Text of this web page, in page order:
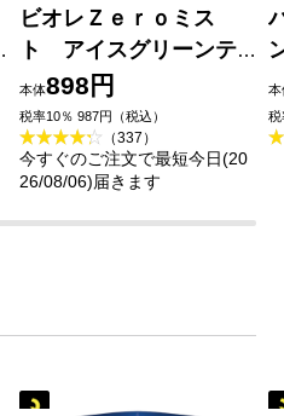
ビオレＺｅｒｏミス
ト アイスグリーンテ
ィーの香り ６０ｍＬ 花
王
本体898円
税率10％ 987円（税込）
（337）
今すぐのご注文で最短今日(20
26/08/06)届きます
本
税